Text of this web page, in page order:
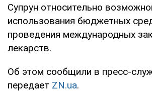
Супрун относительно
использования бюджетных
проведения международных
лекарств.
Об этом сообщили в пресс-
передает ZN.ua.